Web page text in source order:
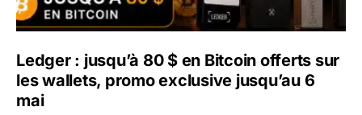
Ledger : jusqu’à 80 $ en Bitcoin offerts sur
les wallets, promo exclusive jusqu’au 6
mai